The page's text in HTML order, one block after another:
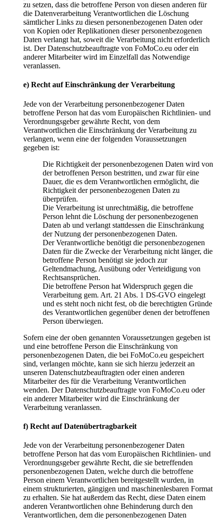
zu setzen, dass die betroffene Person von diesen anderen für
die Datenverarbeitung Verantwortlichen die Löschung
sämtlicher Links zu diesen personenbezogenen Daten oder
von Kopien oder Replikationen dieser personenbezogenen
Daten verlangt hat, soweit die Verarbeitung nicht erforderlich
ist. Der Datenschutzbeauftragte von FoMoCo.eu oder ein
anderer Mitarbeiter wird im Einzelfall das Notwendige
veranlassen.
e) Recht auf Einschränkung der Verarbeitung
Jede von der Verarbeitung personenbezogener Daten
betroffene Person hat das vom Europäischen Richtlinien- und
Verordnungsgeber gewährte Recht, von dem
Verantwortlichen die Einschränkung der Verarbeitung zu
verlangen, wenn eine der folgenden Voraussetzungen
gegeben ist:
Die Richtigkeit der personenbezogenen Daten wird von
der betroffenen Person bestritten, und zwar für eine
Dauer, die es dem Verantwortlichen ermöglicht, die
Richtigkeit der personenbezogenen Daten zu
überprüfen.
Die Verarbeitung ist unrechtmäßig, die betroffene
Person lehnt die Löschung der personenbezogenen
Daten ab und verlangt stattdessen die Einschränkung
der Nutzung der personenbezogenen Daten.
Der Verantwortliche benötigt die personenbezogenen
Daten für die Zwecke der Verarbeitung nicht länger, die
betroffene Person benötigt sie jedoch zur
Geltendmachung, Ausübung oder Verteidigung von
Rechtsansprüchen.
Die betroffene Person hat Widerspruch gegen die
Verarbeitung gem. Art. 21 Abs. 1 DS-GVO eingelegt
und es steht noch nicht fest, ob die berechtigten Gründe
des Verantwortlichen gegenüber denen der betroffenen
Person überwiegen.
Sofern eine der oben genannten Voraussetzungen gegeben ist
und eine betroffene Person die Einschränkung von
personenbezogenen Daten, die bei FoMoCo.eu gespeichert
sind, verlangen möchte, kann sie sich hierzu jederzeit an
unseren Datenschutzbeauftragten oder einen anderen
Mitarbeiter des für die Verarbeitung Verantwortlichen
wenden. Der Datenschutzbeauftragte von FoMoCo.eu oder
ein anderer Mitarbeiter wird die Einschränkung der
Verarbeitung veranlassen.
f) Recht auf Datenübertragbarkeit
Jede von der Verarbeitung personenbezogener Daten
betroffene Person hat das vom Europäischen Richtlinien- und
Verordnungsgeber gewährte Recht, die sie betreffenden
personenbezogenen Daten, welche durch die betroffene
Person einem Verantwortlichen bereitgestellt wurden, in
einem strukturierten, gängigen und maschinenlesbaren Format
zu erhalten. Sie hat außerdem das Recht, diese Daten einem
anderen Verantwortlichen ohne Behinderung durch den
Verantwortlichen, dem die personenbezogenen Daten